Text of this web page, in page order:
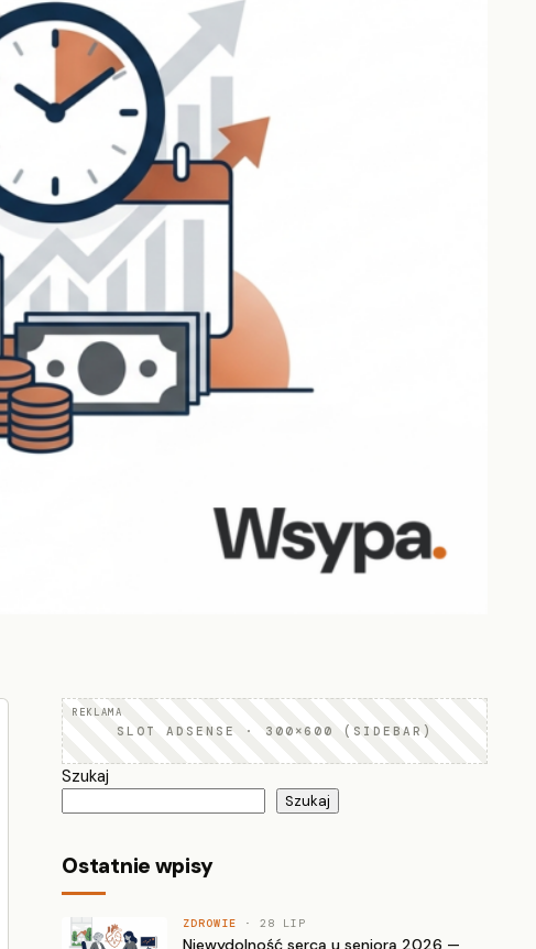
SLOT ADSENSE · 300×600 (SIDEBAR)
Szukaj
Szukaj
Ostatnie wpisy
ZDROWIE · 28 LIP
Niewydolność serca u seniora 2026 —